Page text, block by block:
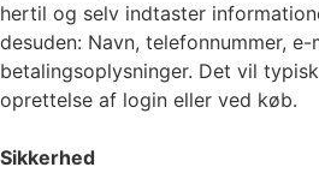
hertil og selv indtaster
desuden: Navn, telefonnummer, e-
betalingsoplysninger. Det vil
oprettelse af login eller ved køb.
Sikkerhed